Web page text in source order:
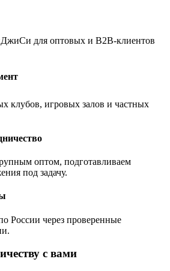
для оптовых и B2B-клиентов
клубов, игровых залов и частных
оптом, подготавливаем
под задачу.
России через проверенные
с вами